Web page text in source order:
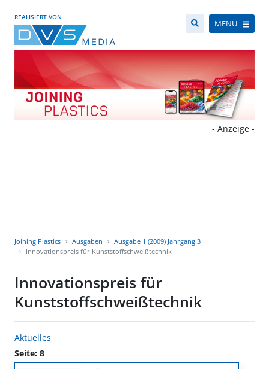
REALISIERT VON
MENÜ
- Anzeige -
Joining Plastics Ausgaben
Ausgabe 1 (2009) Jahrgang 3
Innovationspreis für Kunststoffschweißtechnik
Innovationspreis für
Kunststoffschweißtechnik
Aktuelles
Seite: 8